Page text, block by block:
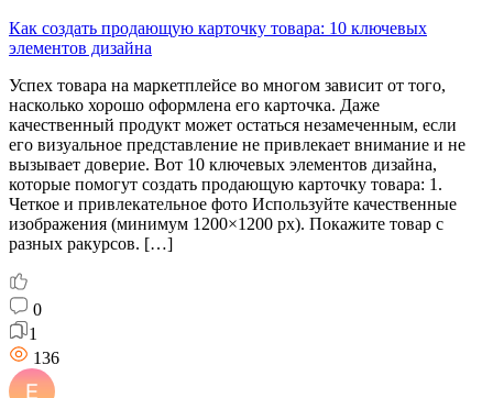
Как создать продающую карточку товара: 10 ключевых
элементов дизайна
Успех товара на маркетплейсе во многом зависит от того,
насколько хорошо оформлена его карточка. Даже
качественный продукт может остаться незамеченным, если
его визуальное представление не привлекает внимание и не
вызывает доверие. Вот 10 ключевых элементов дизайна,
которые помогут создать продающую карточку товара: 1.
Четкое и привлекательное фото Используйте качественные
изображения (минимум 1200×1200 px). Покажите товар с
разных ракурсов. […]
0
1
136